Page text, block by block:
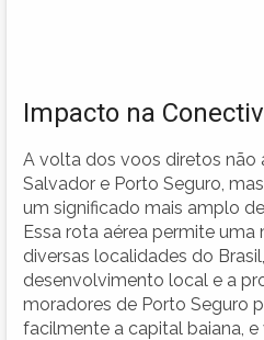
Impacto na
A volta dos voos diretos não
Salvador e Porto Seguro,
um significado mais amplo
Essa rota aérea permite
diversas localidades do
desenvolvimento local e a
moradores de Porto Seguro
facilmente a capital baiana,